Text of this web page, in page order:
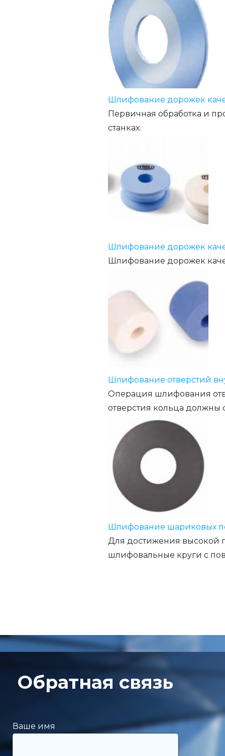
Шлифование дорожек
Первичная обработка и
станках.
Шлифование дорожек
Шлифование дорожек
Шлифование отверстий
Операция шлифования
отверстия кольца должны
Шлифование шариковых
Для достижения высокой
шлифовальные круги с
Обратная связь
Ваше имя